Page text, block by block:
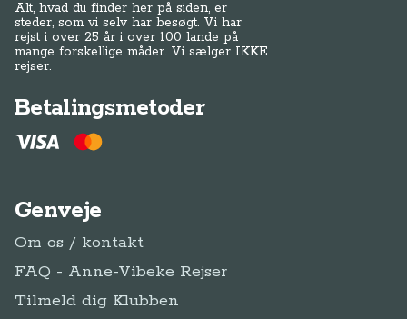
Alt, hvad du finder her på siden, er
steder, som vi selv har besøgt. Vi har
rejst i over 25 år i over 100 lande på
mange forskellige måder. Vi sælger IKKE
rejser.
Betalingsmetoder
Genveje
Om os / kontakt
FAQ - Anne-Vibeke Rejser
Tilmeld dig Klubben